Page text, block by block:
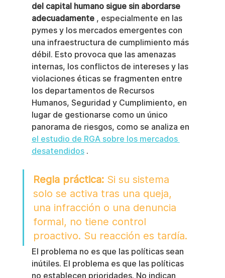
del capital humano sigue sin abordarse
adecuadamente , especialmente en las
pymes y los mercados emergentes con
una infraestructura de cumplimiento más
débil. Esto provoca que las amenazas
internas, los conflictos de intereses y las
violaciones éticas se fragmenten entre
los departamentos de Recursos
Humanos, Seguridad y Cumplimiento, en
lugar de gestionarse como un único
panorama de riesgos, como se analiza en
el estudio de RGA sobre los mercados
desatendidos .
Regla práctica: Si su sistema
solo se activa tras una queja,
una infracción o una denuncia
formal, no tiene control
proactivo. Su reacción es tardía.
El problema no es que las políticas sean
inútiles. El problema es que las políticas
no establecen prioridades. No indican